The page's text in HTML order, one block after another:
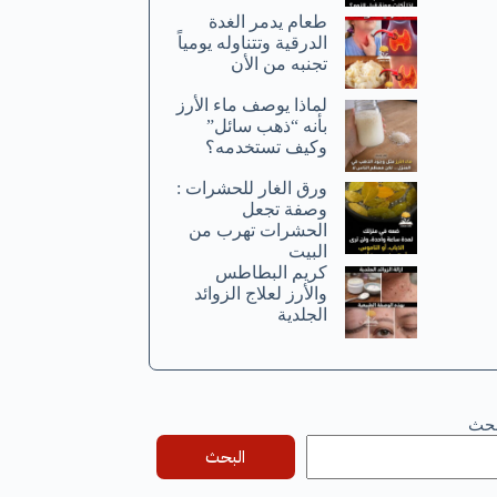
طعام يدمر الغدة
الدرقية وتتناوله يومياً
تجنبه من الأن
لماذا يوصف ماء الأرز
بأنه “ذهب سائل”
وكيف تستخدمه؟
ورق الغار للحشرات :
وصفة تجعل
الحشرات تهرب من
البيت
كريم البطاطس
والأرز لعلاج الزوائد
الجلدية
البحث